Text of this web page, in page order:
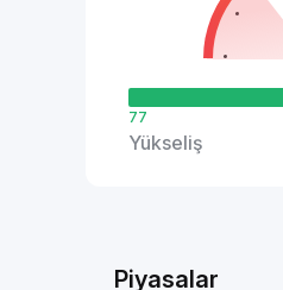
77
Yükseliş
Piyasalar